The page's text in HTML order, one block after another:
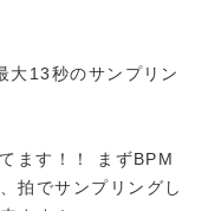
大13秒のサンプリン
ます！！ まずBPM
拍でサンプリングし